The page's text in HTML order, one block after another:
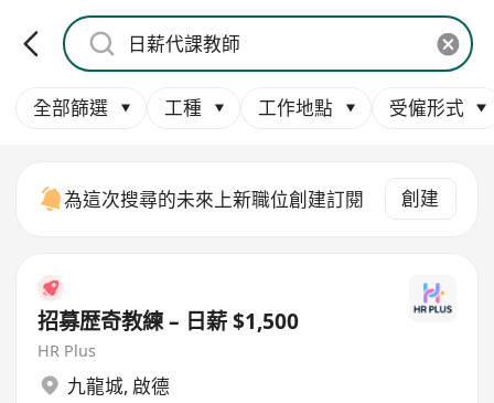
全部篩選 工種 工作地點 受僱形式
為這次搜尋的未來上新職位創建訂閱 創建
招募歴奇教練 – 日薪 $1,500
HR Plus
九龍城, 啟德